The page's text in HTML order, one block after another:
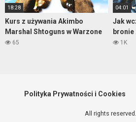
18:28
Kurs z używania Akimbo
Marshal Shtoguns w Warzone
65
04:01
Jak
bronie
1K
Polityka Prywatności i Cookies
All rights reserved.